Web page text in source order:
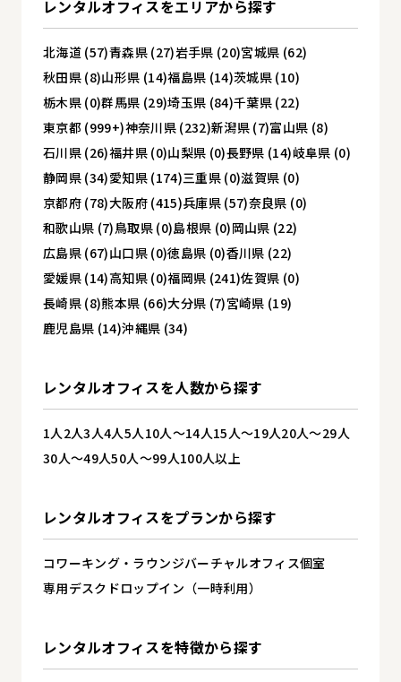
レンタルオフィスをエリアから探す
北海道 (57)青森県 (27)岩手県 (20)宮城県 (62)
秋田県 (8)山形県 (14)福島県 (14)茨城県 (10)
栃木県 (0)群馬県 (29)埼玉県 (84)千葉県 (22)
東京都 (999+)神奈川県 (232)新潟県 (7)富山県 (8)
石川県 (26)福井県 (0)山梨県 (0)長野県 (14)岐阜県 (0)
静岡県 (34)愛知県 (174)三重県 (0)滋賀県 (0)
京都府 (78)大阪府 (415)兵庫県 (57)奈良県 (0)
和歌山県 (7)鳥取県 (0)島根県 (0)岡山県 (22)
広島県 (67)山口県 (0)徳島県 (0)香川県 (22)
愛媛県 (14)高知県 (0)福岡県 (241)佐賀県 (0)
長崎県 (8)熊本県 (66)大分県 (7)宮崎県 (19)
鹿児島県 (14)沖縄県 (34)
レンタルオフィスを人数から探す
1人 2人3人4人5人 10人～14人15人～19人20人～29人
30人～49人50人～99人100人以上
レンタルオフィスをプランから探す
コワーキング・ラウンジバーチャルオフィス個室
専用デスク ドロップイン（一時利用）
レンタルオフィスを特徴から探す